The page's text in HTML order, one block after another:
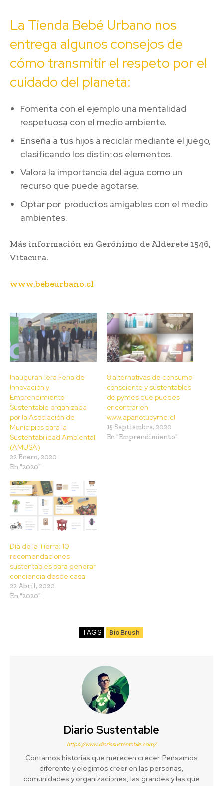
La Tienda Bebé Urbano nos
entrega algunos consejos de
cómo transmitir el respeto por el
cuidado del planeta:
Fomenta con el ejemplo una mentalidad
respetuosa con el medio ambiente.
Enseña a tus hijos a reciclar mediante el juego,
clasificando los distintos elementos.
Valora la importancia del agua como un
recurso que puede agotarse.
Optar por productos amigables con el medio
ambientes.
Más información en Gerónimo de Alderete 1546,
Vitacura.
www.bebeurbano.cl
Inauguran 1era Feria de
Innovación y
Emprendimiento
Sustentable organizada
por la Asociación de
Municipios para la
Sustentabilidad Ambiental
(AMUSA)
22 Enero, 2020
En "2020"
8 alternativas de consumo
consciente y sustentables
de pymes que puedes
encontrar en
www.apanotupyme.cl
15 Septiembre, 2020
En "Emprendimiento"
Día de la Tierra: 10
recomendaciones
sustentables para generar
conciencia desde casa
22 Abril, 2020
En "2020"
TAGS BioBrush
Diario Sustentable
https://www.diariosustentable.com/
Contamos historias que merecen crecer. Pensamos
diferente y elegimos creer en las personas,
comunidades y organizaciones, las grandes y las que